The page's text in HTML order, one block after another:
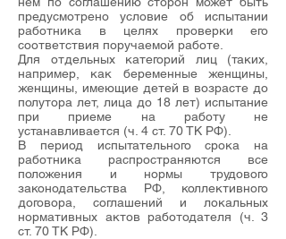
предусмотрено условие об испытании
работника в целях проверки его
соответствия поручаемой работе.
Для отдельных категорий лиц (таких,
например, как беременные женщины,
женщины, имеющие детей в возрасте до
полутора лет, лица до 18 лет) испытание
при приеме на работу не
устанавливается (ч. 4 ст. 70ТК РФ).
В период испытательного срока на
работника распространяются все
положения и нормы трудового
законодательства РФ, коллективного
договора, соглашений и локальных
нормативных актов работодателя (ч. 3
ст. 70ТК РФ).